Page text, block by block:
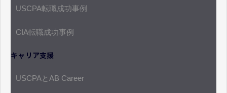
USCPA転職成功事例
CIA転職成功事例
キャリア支援
USCPAとAB Career